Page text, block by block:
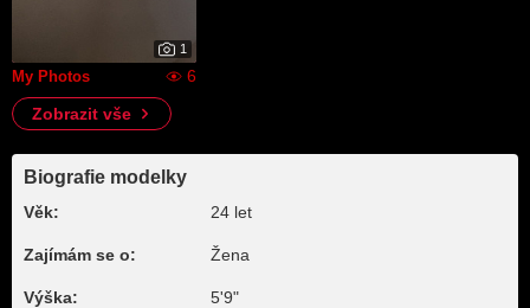
1
My Photos
6
Zobrazit vše
Biografie modelky
Věk: 24 let
Zajímám se o: Žena
Výška: 5'9"